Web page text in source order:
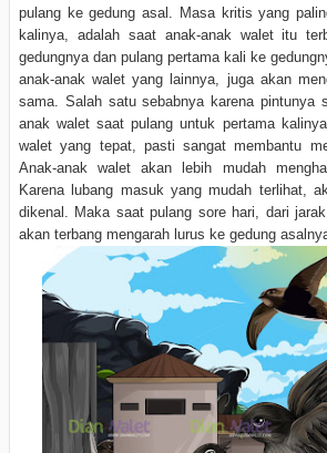
pulang ke gedung asal. Masa kritis yang
kalinya, adalah saat anak-anak walet itu
gedungnya dan pulang pertama kali ke
anak-anak walet yang lainnya, juga akan
sama. Salah satu sebabnya karena pintunya
anak walet saat pulang untuk pertama
walet yang tepat, pasti sangat membantu
Anak-anak walet akan lebih mudah
Karena lubang masuk yang mudah terlihat,
dikenal. Maka saat pulang sore hari, dari
akan terbang mengarah lurus ke gedung